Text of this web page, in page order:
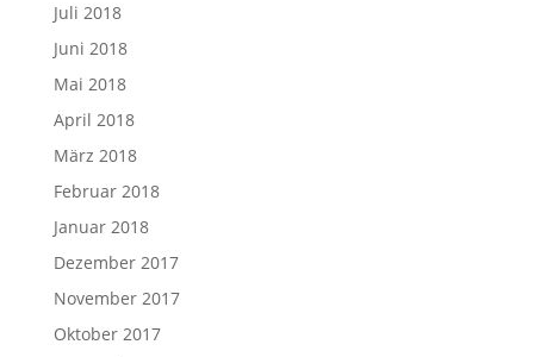
Juli 2018
Juni 2018
Mai 2018
April 2018
März 2018
Februar 2018
Januar 2018
Dezember 2017
November 2017
Oktober 2017